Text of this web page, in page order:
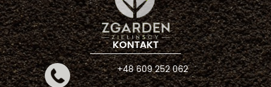
KONTAKT
+48 609 252 062